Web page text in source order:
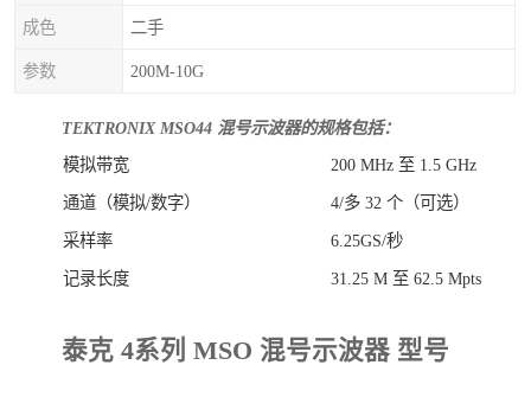
成色 二手
参数 200M-10G
TEKTRONIX MSO44 混号示波器的规格包括：
模拟带宽
200 MHz 至 1.5 GHz
通道（模拟/数字）
4/多 32 个（可选）
采样率
6.25GS/秒
记录长度
31.25 M 至 62.5 Mpts
泰克 4系列 MSO 混号示波器 型号